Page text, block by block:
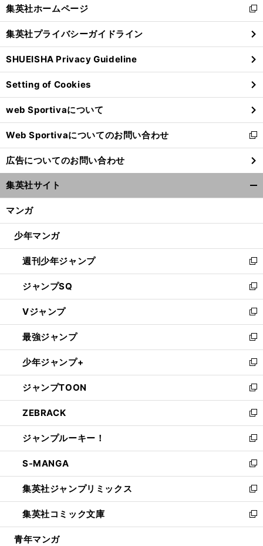
閉
る
集英社ホームページ
新
し
い
ウ
ィ
ン
ド
ウ
で
開
く
集英社プライバシーガイドライン
SHUEISHA Privacy Guideline
Setting of Cookies
web Sportivaについて
Web Sportivaについてのお問い合わせ
新
し
い
ウ
ィ
ン
ウ
開
く
広告についてのお問い合わせ
集英社サイト
マンガ
少年マンガ
週刊少年ジャンプ
新
し
い
ウ
ィ
ン
ド
ウ
で
開
く
ジャンプSQ
新
し
い
ウ
ィ
ン
ド
ウ
で
開
く
Vジャンプ
新
し
い
ウ
ィ
ン
ド
ウ
で
開
く
最強ジャンプ
新
し
い
ウ
ィ
ン
ド
ウ
で
開
く
少年ジャンプ+
新
し
い
ウ
ィ
ン
ド
ウ
で
開
く
ジャンプTOON
新
し
い
ウ
ィ
ン
ド
ウ
で
開
く
ZEBRACK
新
し
い
ウ
ィ
ン
ド
ウ
で
開
ジャンプルーキー！
新
し
い
ウ
ィ
ン
ド
ウ
S-MANGA
新
し
い
ウ
ィ
ン
集英社ジャンプリミックス
新
し
い
ウ
集英社コミック文庫
新
し
青年マンガ